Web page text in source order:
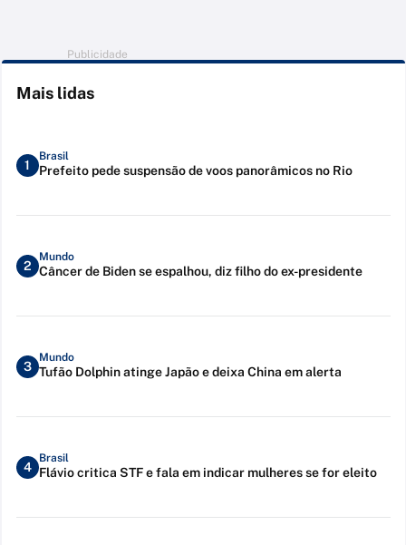
Publicidade
Mais lidas
1
Brasil
Prefeito pede suspensão de voos panorâmicos no Rio
2
Mundo
Câncer de Biden se espalhou, diz filho do ex-presidente
3
Mundo
Tufão Dolphin atinge Japão e deixa China em alerta
4
Brasil
Flávio critica STF e fala em indicar mulheres se for eleito